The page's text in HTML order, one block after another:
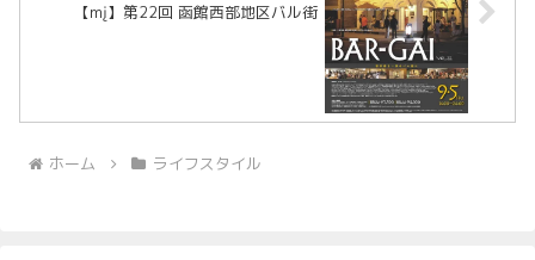
【mį】第22回 函館西部地区バル街
ホーム ライフスタイル